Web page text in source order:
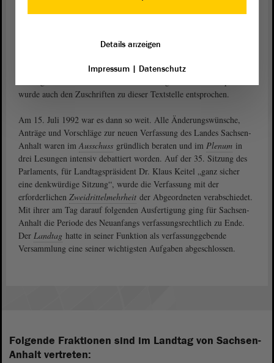
Diskussion aktualisiert. „In Achtung der Verantwortung vor Gott
und im Bewusstsein der Verantwortung vor den Menschen“, hieß es
der CDU-Abgeordnete Dr. Christoph Bergner.
Sprache und nüchterne Regelungsinhalte in der Tradition des
wurde auch den Zuschriften zu dieser Textstelle entsprochen.
Am 15. Juli 1992 war es dann so weit. Alle Änderungswünsche,
Anträge und Vorschläge zur neuen Verfassung des Landes Sachsen-
Anhalt waren imAusschuss gründlich beraten und im Plenum in
drei Lesungen intensiv debattiert worden. Auf der 35. Sitzung des
Parlaments, für Landtagspräsident Dr. Klaus Keitel „ganz sicher
eine denkwürdige Sitzung“, wurde die Verfassung mit der
erforderlichen Zweidrittelmehrheit der Abgeordneten verabschiedet.
Mit ihrer am Tag darauf folgenden Ausfertigung ging für Sachsen-
Anhalt die Periode des Neuanfangs verfassungsrechtlich zu Ende.
Der Landtag hatte in seiner Funktion als verfassunggebende
Versammlung eine seiner wichtigsten Aufgaben abgeschlossen.
Folgende Fraktionen sind im Landtag von Sachsen-
Anhalt vertreten:
Details anzeigen
Impressum| Datenschutz